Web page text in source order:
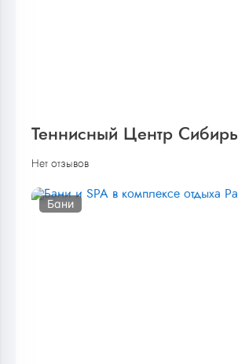
Теннисный Центр Сибирь
Нет отзывов
Бани